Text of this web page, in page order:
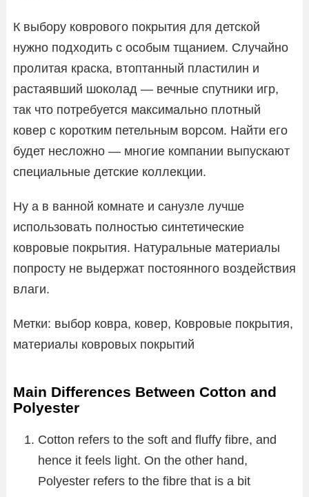
К выбору коврового покрытия для детской
нужно подходить с особым тщанием. Случайно
пролитая краска, втоптанный пластилин и
растаявший шоколад — вечные спутники игр,
так что потребуется максимально плотный
ковер с коротким петельным ворсом. Найти его
будет несложно — многие компании выпускают
специальные детские коллекции.
Ну а в ванной комнате и санузле лучше
использовать полностью синтетические
ковровые покрытия. Натуральные материалы
попросту не выдержат постоянного воздействия
влаги.
Метки: выбор ковра, ковер, Ковровые покрытия,
материалы ковровых покрытий
Main Differences Between Cotton and
Polyester
Cotton refers to the soft and fluffy fibre, and
hence it feels light. On the other hand,
Polyester refers to the fibre that is a bit